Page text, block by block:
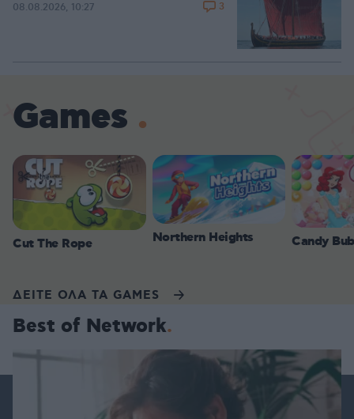
08.08.2026, 10:27 3
Games
Cut The Rope Northern Heights Candy
ΔΕΙΤΕ ΟΛΑ ΤΑ GAMES
Best of Network